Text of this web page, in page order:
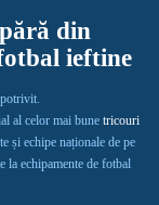
din
ieftine
al celor mai bune tricouri
și echipe naționale de pe
la echipamente de fotbal